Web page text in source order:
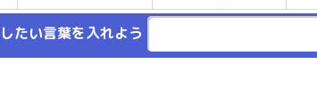
たい言葉を入れよう